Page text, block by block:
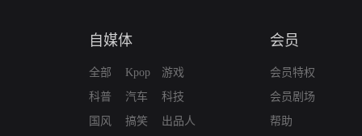
自媒体
全部
科普
国风
Kpop
汽车
搞笑
游戏
科技
出品人
会员
会员特权
会员剧场
帮助